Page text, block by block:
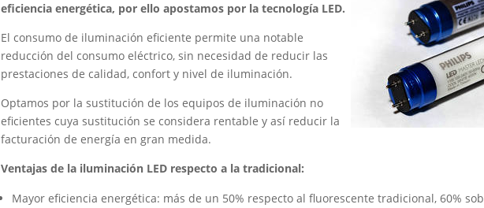
eficiencia energética, por ello apostamos por la tecnología LED.
El consumo de iluminación eficiente permite una notable
reducción del consumo eléctrico, sin necesidad de reducir las
prestaciones de calidad, confort y nivel de iluminación.
Optamos por la sustitución de los equipos de iluminación no
eficientes cuya sustitución se considera rentable y así reducir la
facturación de energía en gran medida.
Ventajas de la iluminación LED respecto a la tradicional:
Mayor eficiencia energética: más de un 50% respecto al fluorescente tradicional, 60%